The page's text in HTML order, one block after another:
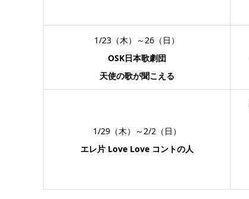
1/23（木）～26（日）
OSK日本歌劇団
天使の歌が聞こえる
1/29（木）～2/2（日）
エレ片 Love Love コントの人